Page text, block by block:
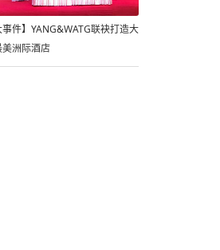
事件】YANG&WATG联袂打造大
美洲际酒店